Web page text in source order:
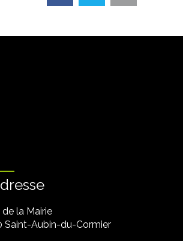
de la Mairie
Saint-Aubin-du-Cormier